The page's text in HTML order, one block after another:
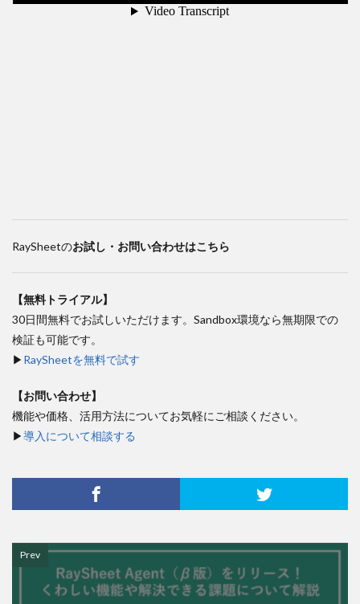
RaySheetのお試し・お問い合わせはこちら
【無料トライアル】
30日間無料でお試しいただけます。Sandbox環境なら無期限での
検証も可能です。
▶ RaySheetを無料で試す
【お問い合わせ】
機能や価格、活用方法についてお気軽にご相談ください。
▶導入について相談する
Prev